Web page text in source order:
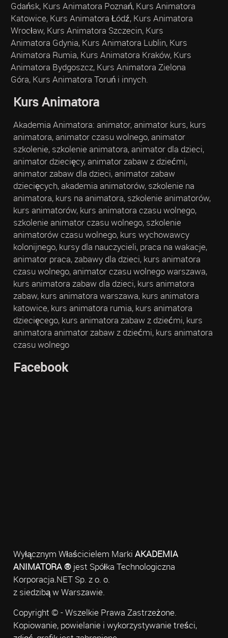
Gdańsk, Kurs Animatora Poznań, Kurs Animatora
Katowice, Kurs Animatora Łódź, Kurs Animatora
Wrocław, Kurs Animatora Szczecin, Kurs
Animatora Gdynia, Kurs Animatora Lublin, Kurs
Animatora Rumia, Kurs Animatora Kraków, Kurs
Animatora Bydgoszcz, Kurs Animatora Zielona
Góra, Kurs Animatora Toruń i innych.
Kurs Animatora
Akademia Animatora: animator, animator kurs, kurs
animatora, animator czasu wolnego, animator
szkolenie, szkolenie animatora, animator dla dzieci,
animator dziecięcy, animator zabaw z dziećmi,
animator zabaw dla dzieci, animator zabaw
dziecięcych, akademia animatorów, szkolenie na
animatora, kurs na animatora, szkolenie animatorów,
kurs animatorów, kurs animatora czasu wolnego,
szkolenie animator czasu wolnego, szkolenie
animatorów czasu wolnego, kurs wychowawcy
kolonijnego, kursy dla nauczycieli, praca na wakacje,
animator praca, zabawy dla dzieci, kurs animatora
czasu wolnego, animator czasu wolnego warszawa,
kurs animatora zabaw dla dzieci, kurs animatora
zabaw, kurs animatora warszawa, kurs animatora
katowice, kurs animatora rumia, kurs animatora
dziecięcego, kurs animatora zabaw z dziećmi, kurs
animatora animator zabaw z dziećmi, kurs animatora
czasu wolnego
Facebook
Wyłącznym Właścicielem Marki AKADEMIA
ANIMATORA ®jest Spółka Technologiczna
Korporacja.NET Sp. z o. o.
z siedzibą w Warszawie.
Copyright © - Wszelkie Prawa Zastrzeżone.
Kopiowanie, powielanie i wykorzystywanie treści,